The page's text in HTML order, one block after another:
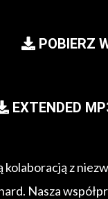
POBIERZ
EXTENDED
z
Nasza